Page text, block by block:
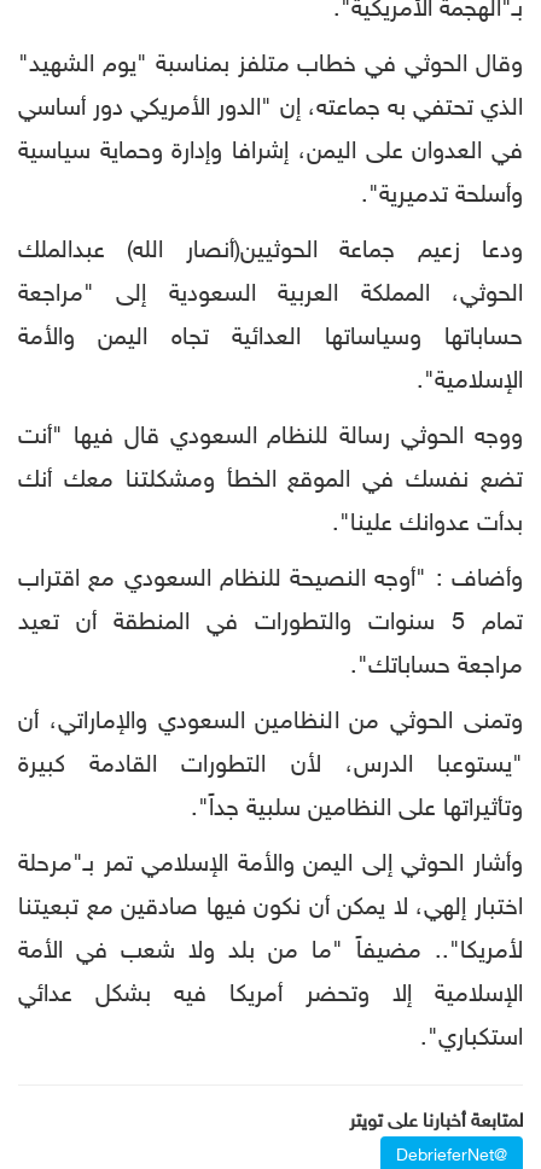
بـ"الهجمة الأمريكية".
وقال الحوثي في خطاب متلفز بمناسبة "يوم الشهيد"
الذي تحتفي به جماعته، إن "الدور الأمريكي دور أساسي
في العدوان على اليمن، إشرافا وإدارة وحماية سياسية
وأسلحة تدميرية".
ودعا زعيم جماعة الحوثيين(أنصار الله) عبدالملك
الحوثي، المملكة العربية السعودية إلى "مراجعة
حساباتها وسياساتها العدائية تجاه اليمن والأمة
الإسلامية".
ووجه الحوثي رسالة للنظام السعودي قال فيها "أنت
تضع نفسك في الموقع الخطأ ومشكلتنا معك أنك
بدأت عدوانك علينا".
وأضاف : "أوجه النصيحة للنظام السعودي مع اقتراب
تمام 5 سنوات والتطورات في المنطقة أن تعيد
مراجعة حساباتك".
وتمنى الحوثي من النظامين السعودي والإماراتي، أن
"يستوعبا الدرس، لأن التطورات القادمة كبيرة
وتأثيراتها على النظامين سلبية جداً".
وأشار الحوثي إلى اليمن والأمة الإسلامي تمر بـ"مرحلة
اختبار إلهي، لا يمكن أن نكون فيها صادقين مع تبعيتنا
لأمريكا".. مضيفاً "ما من بلد ولا شعب في الأمة
الإسلامية إلا وتحضر أمريكا فيه بشكل عدائي
استكباري".
لمتابعة أخبارنا على تويتر
@DebrieferNet